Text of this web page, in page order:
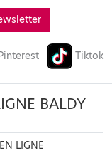
Tiktok
BALDY
LIGNE